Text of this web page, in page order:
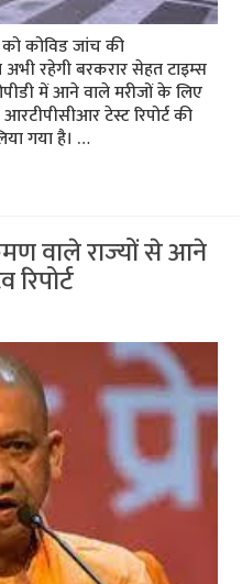
को कोविड जांच की
अभी रहेगी बरकरार सेहत टाइम्‍स
में आने वाले मरीजों के लिए
टेस्ट रिपोर्ट की
गया है। …
वाले राज्‍यों से आने